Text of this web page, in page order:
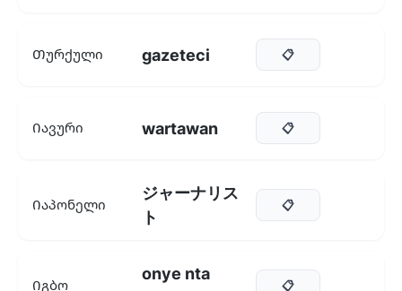
Თურქული gazeteci 📋
Იავური wartawan 📋
Იაპონელი
ジャーナリス
ト
📋
Იგბო
onye nta
📋